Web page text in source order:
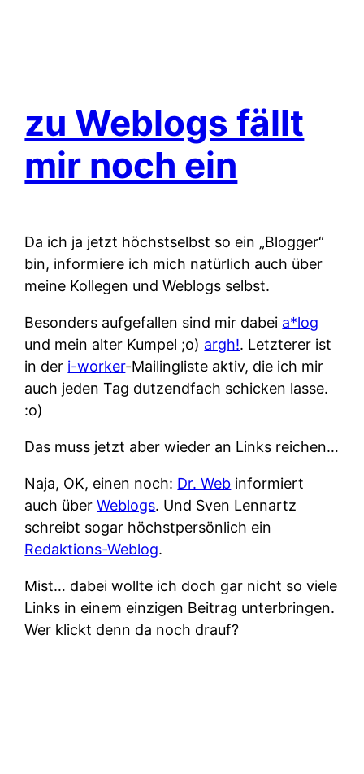
zu Weblogs fällt
mir noch ein
Da ich ja jetzt höchstselbst so ein „Blogger“
bin, informiere ich mich natürlich auch über
meine Kollegen und Weblogs selbst.
Besonders aufgefallen sind mir dabei a*log
und mein alter Kumpel ;o) argh!. Letzterer ist
in der i-worker-Mailingliste aktiv, die ich mir
auch jeden Tag dutzendfach schicken lasse.
:o)
Das muss jetzt aber wieder an Links reichen…
Naja, OK, einen noch: Dr. Web informiert
auch überWeblogs. Und Sven Lennartz
schreibt sogar höchstpersönlich ein
Redaktions-Weblog.
Mist… dabei wollte ich doch gar nicht so viele
Links in einem einzigen Beitrag unterbringen.
Wer klickt denn da noch drauf?